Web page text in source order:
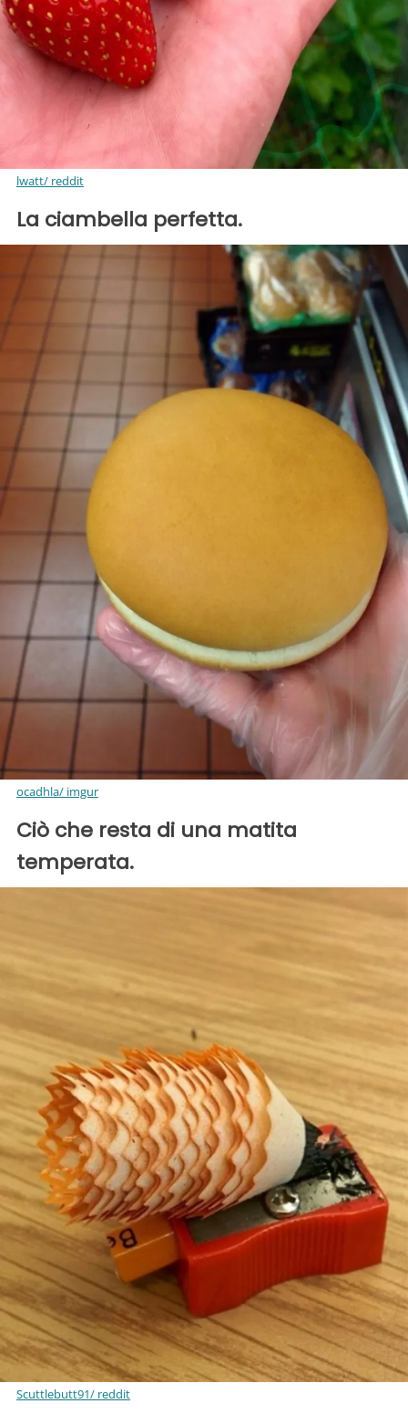
lwatt/ reddit
La ciambella perfetta.
ocadhla/ imgur
Ciò che resta di una matita
temperata.
Scuttlebutt91/ reddit